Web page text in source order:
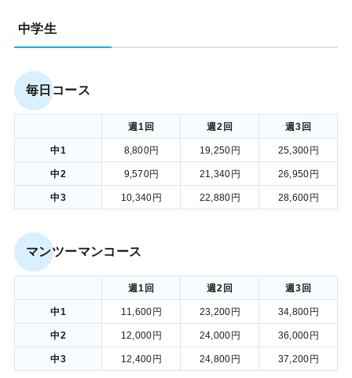
中学生
毎日コース
週1回 週2回 週3回
中1 8,800円 19,250円 25,300円
中2 9,570円 21,340円 26,950円
中3 10,340円 22,880円 28,600円
マンツーマンコース
週1回 週2回 週3回
中1 11,600円 23,200円 34,800円
中2 12,000円 24,000円 36,000円
中3 12,400円 24,800円 37,200円